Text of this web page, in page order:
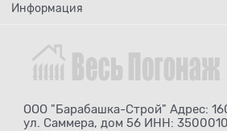
Информация
ООО "Барабашка-Строй" Адрес:
ул. Саммера, дом 56 ИНН: